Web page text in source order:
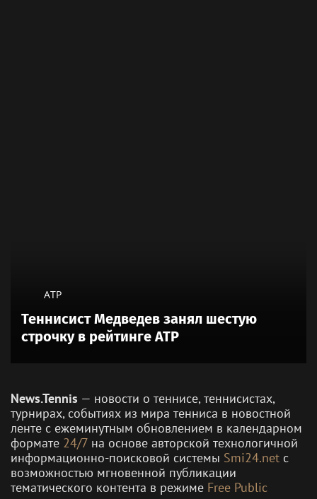
ATP
Теннисист Медведев занял шестую
строчку в рейтинге ATP
News.Tennis — новости о теннисе, теннисистах,
турнирах, событиях из мира тенниса в новостной
ленте с ежеминутным обновлением в календарном
формате 24/7 на основе авторской технологичной
информационно-поисковой системы Smi24.net с
возможностью мгновенной публикации
тематического контента в режиме Free Public